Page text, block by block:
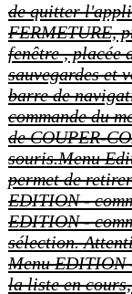
de quitter
FERMETURE,
fenêtre , placée
sauvegardes et
barre de
commande du
de COUPER-
souris.Menu
permet de
EDITION -
EDITION -
sélection.
Menu EDITION
la liste en